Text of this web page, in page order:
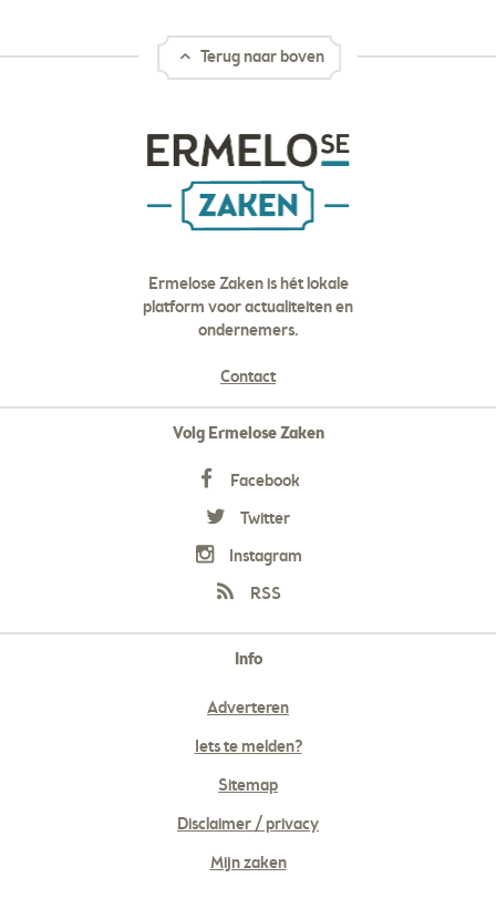
Terug naar boven
Ermelose Zaken is hét lokale
platform voor actualiteiten en
ondernemers.
Contact
Volg Ermelose Zaken
Facebook
Twitter
Instagram
RSS
Info
Adverteren
Iets te melden?
Sitemap
Disclaimer / privacy
Mijn zaken